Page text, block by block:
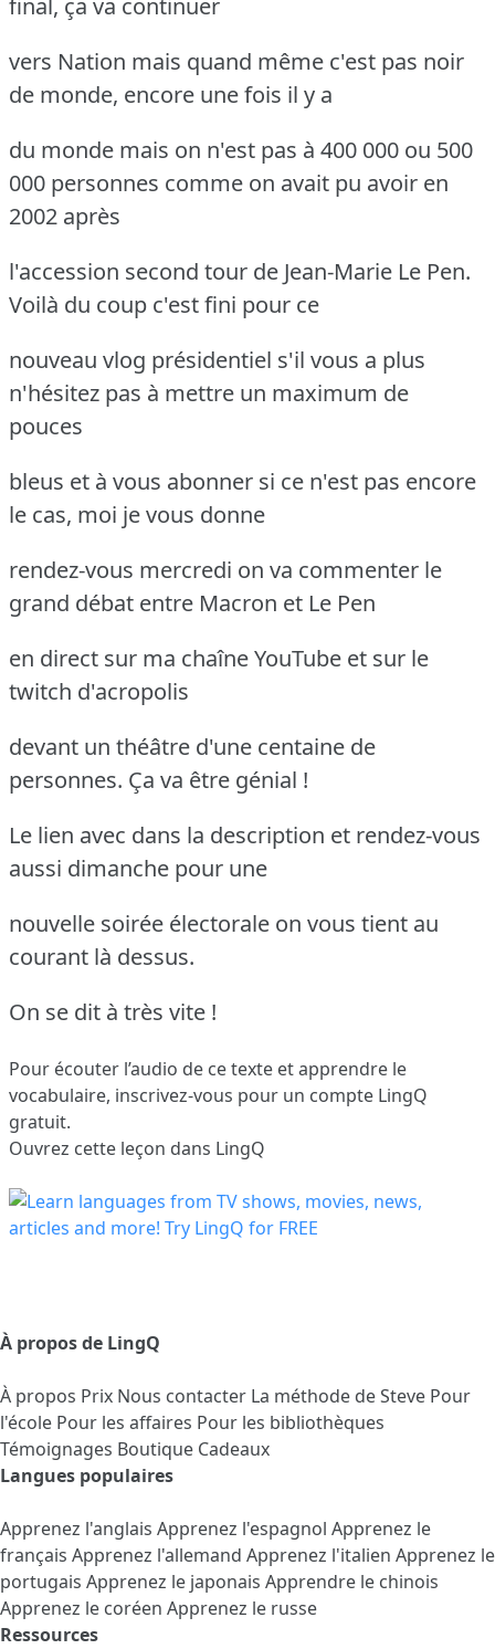
final, ça va continuer
vers Nation mais quand même c'est pas noir
de monde, encore une fois il y a
du monde mais on n'est pas à 400 000 ou 500
000 personnes comme on avait pu avoir en
2002 après
l'accession second tour de Jean-Marie Le Pen.
Voilà du coup c'est fini pour ce
nouveau vlog présidentiel s'il vous a plus
n'hésitez pas à mettre un maximum de
pouces
bleus et à vous abonner si ce n'est pas encore
le cas, moi je vous donne
rendez-vous mercredi on va commenter le
grand débat entre Macron et Le Pen
en direct sur ma chaîne YouTube et sur le
twitch d'acropolis
devant un théâtre d'une centaine de
personnes. Ça va être génial !
Le lien avec dans la description et rendez-vous
aussi dimanche pour une
nouvelle soirée électorale on vous tient au
courant là dessus.
On se dit à très vite !
Pour écouter l’audio de ce texte et apprendre le
vocabulaire, inscrivez-vous pour un compte LingQ
gratuit.
Ouvrez cette leçon dans LingQ
À propos de LingQ
À propos Prix Nous contacter La méthode de Steve Pour
l'école Pour les affaires Pour les bibliothèques
Témoignages Boutique Cadeaux
Langues populaires
Apprenez l'anglais Apprenez l'espagnol Apprenez le
français Apprenez l'allemand Apprenez l'italien Apprenez le
portugais Apprenez le japonais Apprendre le chinois
Apprenez le coréen Apprenez le russe
Ressources